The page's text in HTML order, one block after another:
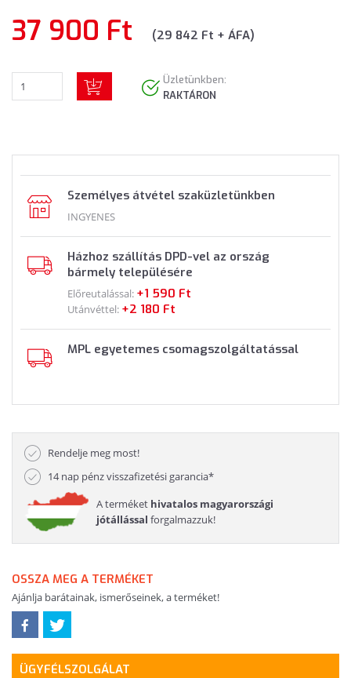
37 900 Ft (29 842 Ft + ÁFA)
Üzletünkben:
RAKTÁRON
Személyes átvétel szaküzletünkben
INGYENES
Házhoz szállítás DPD-vel az ország
bármely településére
Előreutalással: +1 590 Ft
Utánvéttel: +2 180 Ft
MPL egyetemes csomagszolgáltatással
Rendelje meg most!
14 nap pénz visszafizetési garancia*
A terméket hivatalos magyarországi
jótállással forgalmazzuk!
OSSZA MEG A TERMÉKET
Ajánlja barátainak, ismerőseinek, a terméket!
ÜGYFÉLSZOLGÁLAT